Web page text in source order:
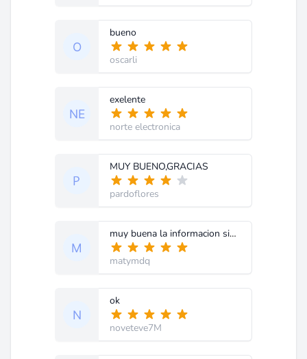
bueno
oscarli
exelente
norte electronica
MUY BUENO,GRACIAS
pardoflores
muy buena la informacion sigan asi...
matymdq
ok
noveteve7M